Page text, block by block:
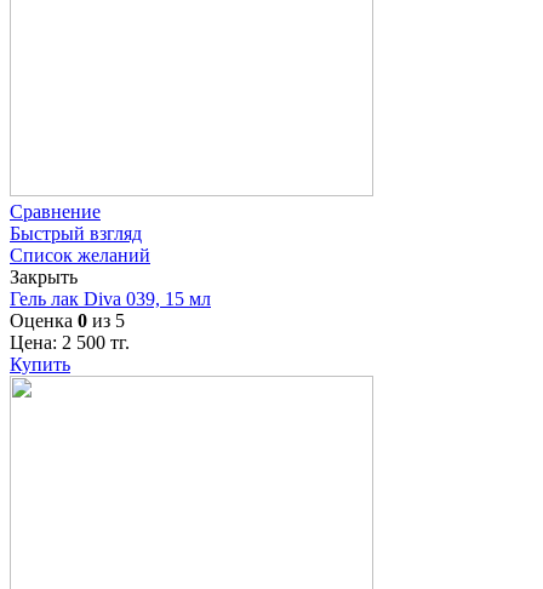
Сравнение
Быстрый взгляд
Список желаний
Закрыть
Гель лак Diva 039, 15 мл
Оценка 0 из 5
Цена: 2 500 тг.
Купить